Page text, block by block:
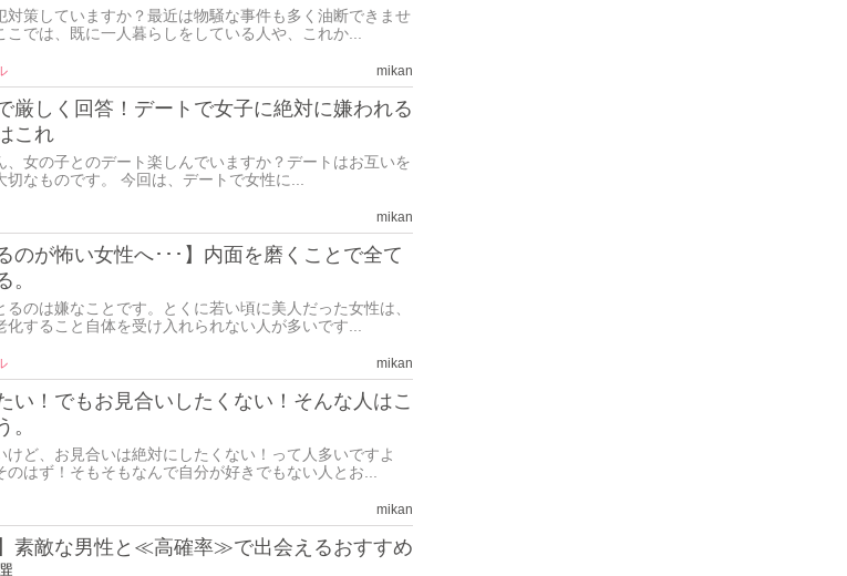
対策していますか？最近は物騒な事件も多く油断できませ
では、既に一人暮らしをしている人や、これか...
mikan
厳しく回答！デートで女子に絶対に嫌われる
これ
、女の子とのデート楽しんでいますか？デートはお互いを
切なものです。 今回は、デートで女性に...
mikan
のが怖い女性へ･･･】内面を磨くことで全て
。
るのは嫌なことです。とくに若い頃に美人だった女性は、
化すること自体を受け入れられない人が多いです...
mikan
い！でもお見合いしたくない！そんな人はこ
。
けど、お見合いは絶対にしたくない！って人多いですよ
のはず！そもそもなんで自分が好きでもない人とお...
mikan
】素敵な男性と≪高確率≫で出会えるおすすめ